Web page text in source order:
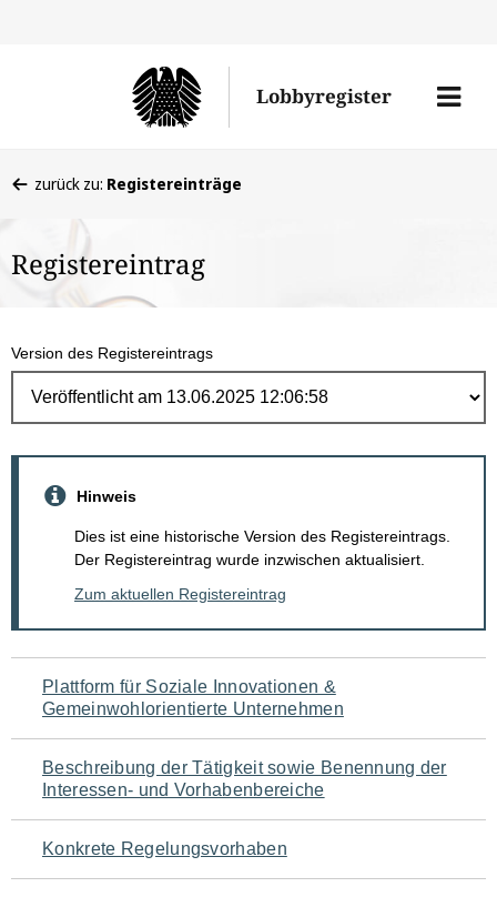
Lobbyregister
Menü
befinden
hier:
zurück zu: Registereinträge
Registereintrag
Version des Registereintrags
Hinweis
Dies ist eine historische Version des Registereintrags.
Der Registereintrag wurde inzwischen aktualisiert.
Zum aktuellen Registereintrag
Navigation
für
den
Seiteninhalt
Plattform für Soziale Innovationen &
Gemeinwohlorientierte Unternehmen
Beschreibung der Tätigkeit sowie Benennung der
Interessen- und Vorhabenbereiche
Konkrete Regelungsvorhaben